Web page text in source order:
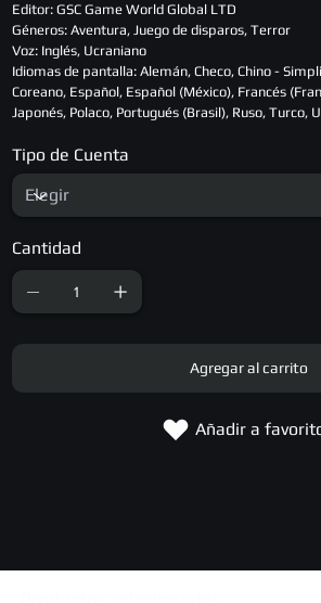
Editor: GSC Game World Global LTD
Géneros: Aventura, Juego de disparos, Terror
Voz: Inglés, Ucraniano
Idiomas de pantalla: Alemán, Checo, Chino -
Coreano, Español, Español (México), Francés
Japonés, Polaco, Portugués (Brasil), Ruso, Turco,
Tipo de Cuenta
Cantidad
Agregar al carrito
Añadir a